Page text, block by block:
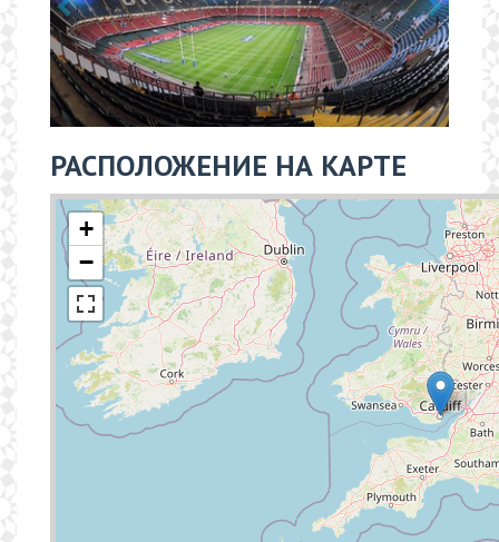
РАСПОЛОЖЕНИЕ НА КАРТЕ
+
−